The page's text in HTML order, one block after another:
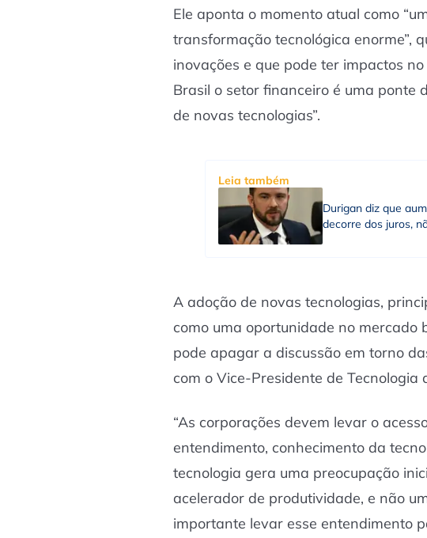
Ele aponta o momento atual como
transformação tecnológica enorme”,
inovações e que pode ter impactos
Brasil o setor financeiro é uma ponte
de novas tecnologias”.
Leia também
Durigan diz que
decorre dos juros,
A adoção de novas tecnologias,
como uma oportunidade no mercado
pode apagar a discussão em torno
com o Vice-Presidente de Tecnologia
“As corporações devem levar o
entendimento, conhecimento da
tecnologia gera uma preocupação
acelerador de produtividade, e não
importante levar esse entendimento